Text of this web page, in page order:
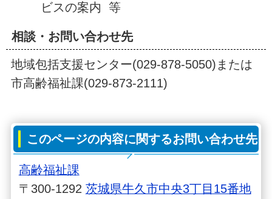
ビスの案内 等
相談・お問い合わせ先
地域包括支援センター(029-878-5050)または
市高齢福祉課(029-873-2111)
このページの内容に関するお問い合わせ先
高齢福祉課
〒300-1292 茨城県牛久市中央3丁目15番地